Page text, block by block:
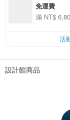
免運費
滿 NT$
活
設計館商品